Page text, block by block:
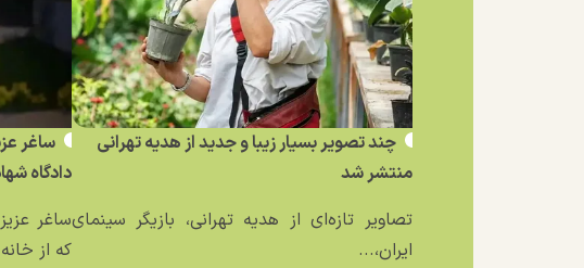
چند تصویر بسیار زیبا و جدید از هدیه تهرانی
منتشر شد
تصاویر تازه‌ای از هدیه تهرانی، بازیگر سینمای
ایران،...
ساغر
دادگاه
ساغر
که از